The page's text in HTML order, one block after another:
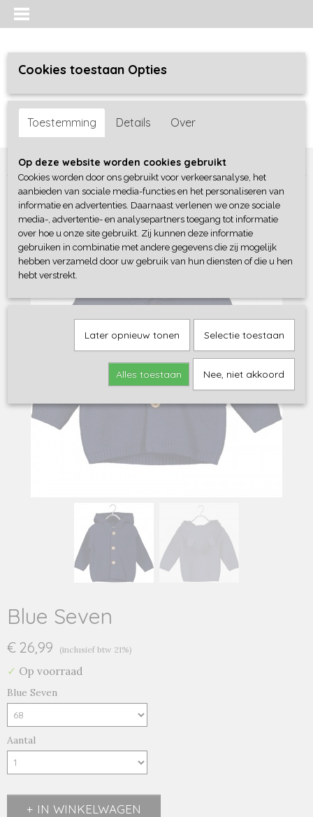
Inloggen Registreren
Home >Meisjes baby>Sweaters / Truien / Vesten
Blue Seven
€ 26,99 (inclusief btw 21%)
✓ Op voorraad
Blue Seven
Aantal
IN WINKELWAGEN
Cookies toestaan Opties
Toestemming Details Over
Op deze website worden cookies gebruikt
Cookies worden door ons gebruikt voor verkeersanalyse, het
aanbieden van sociale media-functies en het personaliseren van
informatie en advertenties. Daarnaast verlenen we onze sociale
media-, advertentie- en analysepartners toegang tot informatie
over hoe u onze site gebruikt. Zij kunnen deze informatie
gebruiken in combinatie met andere gegevens die zij mogelijk
hebben verzameld door uw gebruik van hun diensten of die u hen
hebt verstrekt.
Later opnieuw tonen Selectie toestaan
Alles toestaan Nee, niet akkoord